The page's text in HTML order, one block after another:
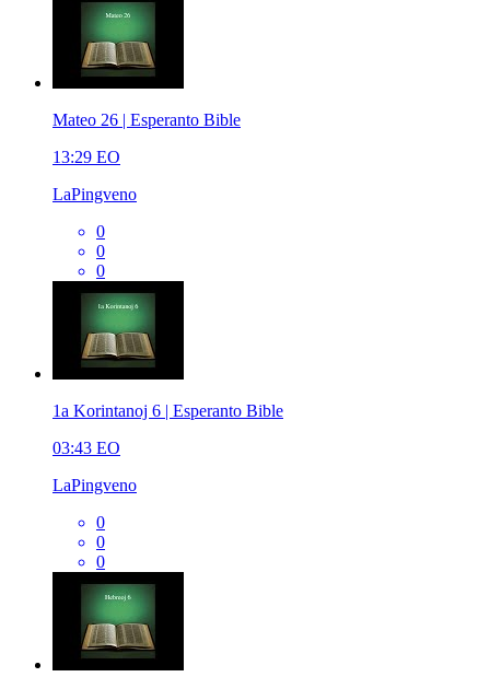
Mateo 26 | Esperanto Bible
13:29 EO
LaPingveno
0
0
0
1a Korintanoj 6 | Esperanto Bible
03:43 EO
LaPingveno
0
0
0